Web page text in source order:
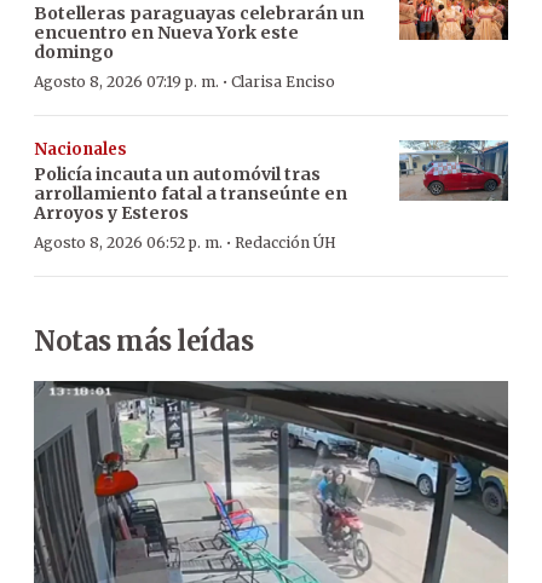
Botelleras paraguayas celebrarán un
encuentro en Nueva York este
domingo
Agosto 8, 2026 07:19 p. m. · Clarisa Enciso
Nacionales
Policía incauta un automóvil tras
arrollamiento fatal a transeúnte en
Arroyos y Esteros
Agosto 8, 2026 06:52 p. m. · Redacción ÚH
Notas más leídas